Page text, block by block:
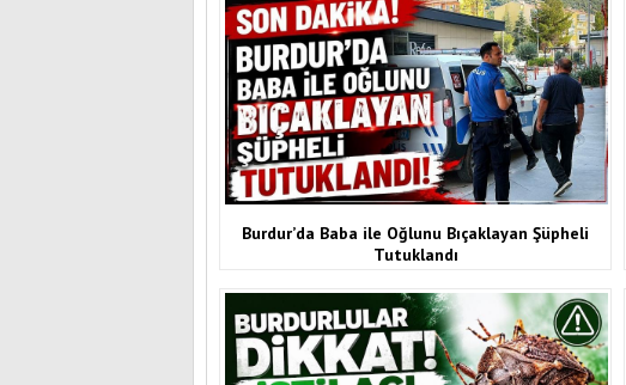
Burdur’da Baba ile Oğlunu Bıçaklayan Şüpheli
Tutuklandı